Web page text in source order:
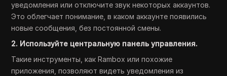
уведомления или отключите звук некоторых аккаунтов.
Это облегчает понимание, в каком аккаунте появились
новые сообщения, без постоянной смены.
2. Используйте центральную панель управления.
Такие инструменты, как Rambox или похожие
приложения, позволяют видеть уведомления из